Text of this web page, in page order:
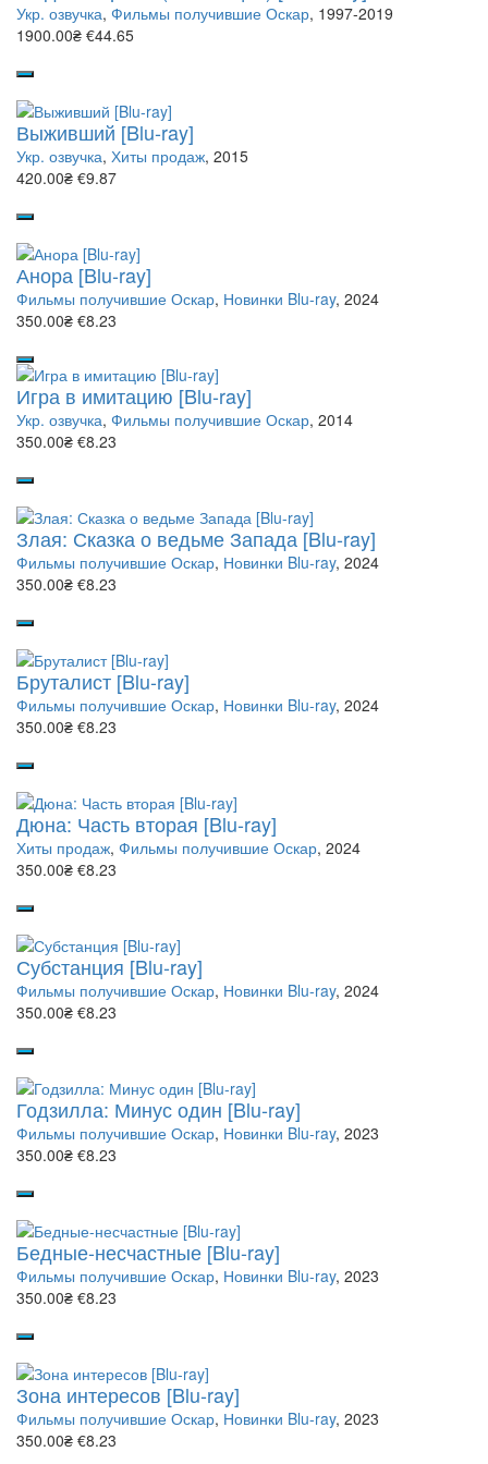
Укр. озвучка, Фильмы получившие Оскар, 1997-2019
1900.00₴ €44.65
Выживший [Blu-ray]
Укр. озвучка, Хиты продаж, 2015
420.00₴ €9.87
Анора [Blu-ray]
Фильмы получившие Оскар, Новинки Blu-ray, 2024
350.00₴ €8.23
Игра в имитацию [Blu-ray]
Укр. озвучка, Фильмы получившие Оскар, 2014
350.00₴ €8.23
Злая: Сказка о ведьме Запада [Blu-ray]
Фильмы получившие Оскар, Новинки Blu-ray, 2024
350.00₴ €8.23
Бруталист [Blu-ray]
Фильмы получившие Оскар, Новинки Blu-ray, 2024
350.00₴ €8.23
Дюна: Часть вторая [Blu-ray]
Хиты продаж, Фильмы получившие Оскар, 2024
350.00₴ €8.23
Субстанция [Blu-ray]
Фильмы получившие Оскар, Новинки Blu-ray, 2024
350.00₴ €8.23
Годзилла: Минус один [Blu-ray]
Фильмы получившие Оскар, Новинки Blu-ray, 2023
350.00₴ €8.23
Бедные-несчастные [Blu-ray]
Фильмы получившие Оскар, Новинки Blu-ray, 2023
350.00₴ €8.23
Зона интересов [Blu-ray]
Фильмы получившие Оскар, Новинки Blu-ray, 2023
350.00₴ €8.23